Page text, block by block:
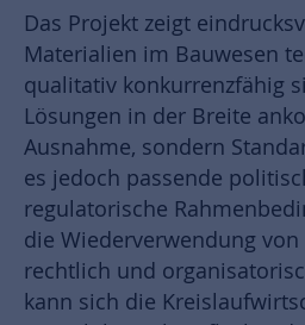
Das Projekt zeigt
Materialien im Bauwesen
qualitativ konkurrenzfähig
Lösungen in der Breite
Ausnahme, sondern
es jedoch passende
regulatorische
die Wiederverwendung von
rechtlich und
kann sich die